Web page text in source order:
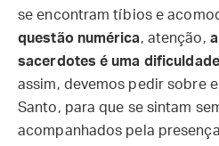
se encontram tíbios e
questão numérica, atenção,
sacerdotes é uma
assim, devemos pedir sobre
Santo, para que se sintam
acompanhados pela